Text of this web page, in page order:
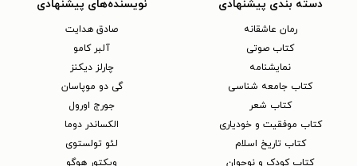
دسته بندی پیشنهادی
رمان عاشقانه
کتاب‌ صوتی
نمایشنامه
کتاب جامعه شناسی
کتاب شعر
کتاب موفقیت و خودیاری
کتاب تاریخ اسلام
کتاب کودک و نوجوان
نویسنده‌های پیشنهادی
صادق هدایت
آلبر کامو
چارلز دیکنز
گی دو موپاسان
جورج اورول
الکساندر دوما
لئو تولستوی
ویکتور هوگو